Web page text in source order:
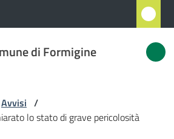
di Formigine
Avvisi /
lo stato di grave pericolosità